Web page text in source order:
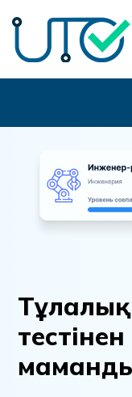
Тұлалық
тестінен
маманд